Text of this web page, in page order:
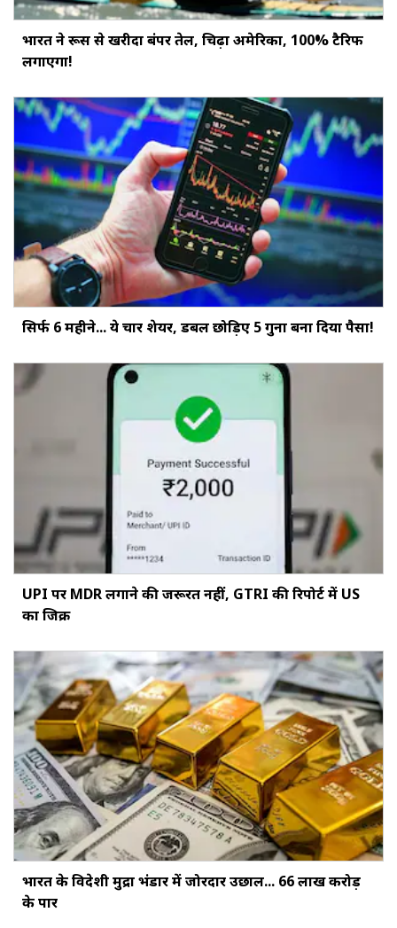
भारत ने रूस से खरीदा बंपर तेल, चिढ़ा अमेरिका, 100% टैरिफ
लगाएगा!
सिर्फ 6 महीने... ये चार शेयर, डबल छोड़‍िए 5 गुना बना दिया पैसा!
UPI पर MDR लगाने की जरूरत नहीं, GTRI की रिपोर्ट में US
का जिक्र
भारत के विदेशी मुद्रा भंडार में जोरदार उछाल... ₹66 लाख करोड़
के पार